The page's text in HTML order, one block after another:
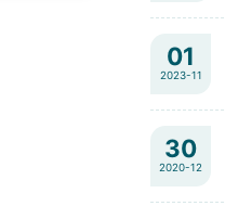
01
2023-11
30
2020-12